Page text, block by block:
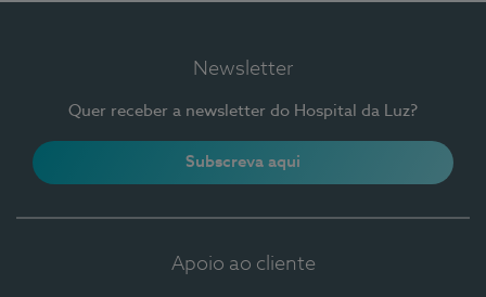
Newsletter
Quer receber a newsletter do Hospital da Luz?
Subscreva aqui
Apoio ao cliente